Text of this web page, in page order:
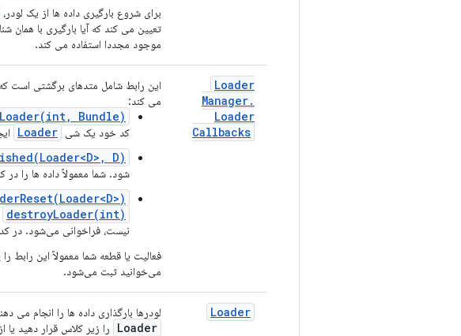
برای شروع بارگیری داده ها از یک لودر،
تعیین می کند که آیا بارگیری با همان
موجود مجددا استفاده می کند.
Loader
Manager.
Loader
Callbacks
این رابط شامل متدهای برگشتی است
می کند:
Bundle)
کد خود یک شی Loader
D)
شود. شما معمولاً داده ها را
destroyLoader(int)
نیست، فراخوانی می‌شود. در
فعالیت یا قطعه شما معمولاً این رابط
می‌خوانید ثبت می‌شود.
Loader لودرها بارگذاری داده ها را انجام
Loader را زیر کلاس قرار دهید یا